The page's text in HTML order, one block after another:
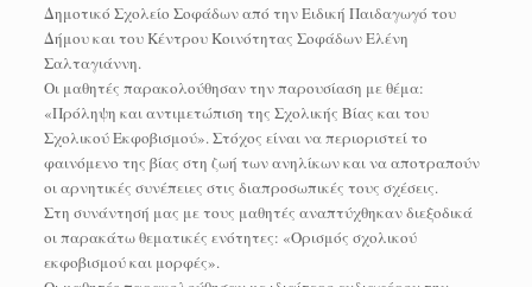
Δημοτικό Σχολείο Σοφάδων από την Eιδική Παιδαγωγό του
Δήμου και του Κέντρου Κοινότητας Σοφάδων Ελένη
Σαλταγιάννη.
Οι μαθητές παρακολούθησαν την παρουσίαση με θέμα:
«Πρόληψη και αντιμετώπιση της Σχολικής Βίας και του
Σχολικού Εκφοβισμού». Στόχος είναι να περιοριστεί το
φαινόμενο της βίας στη ζωή των ανηλίκων και να αποτραπούν
οι αρνητικές συνέπειες στις διαπροσωπικές τους σχέσεις.
Στη συνάντησή μας με τους μαθητές αναπτύχθηκαν διεξοδικά
οι παρακάτω θεματικές ενότητες: «Ορισμός σχολικού
εκφοβισμού και μορφές».